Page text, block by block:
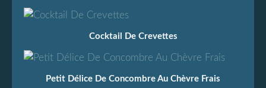
Cocktail De Crevettes
Petit Délice De Concombre Au Chèvre Frais